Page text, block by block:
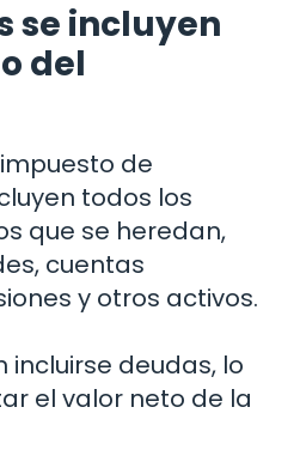
se incluyen
del
de
todos los
que se heredan,
cuentas
y otros activos.
incluirse deudas, lo
el valor neto de la